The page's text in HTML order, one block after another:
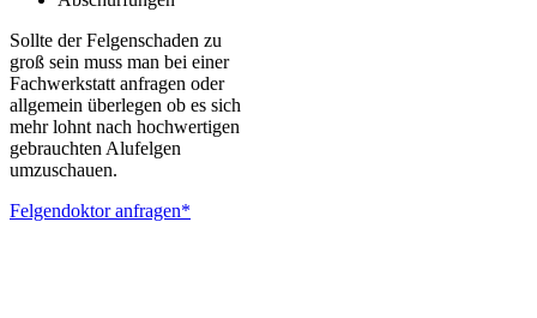
Sollte der Felgenschaden zu
groß sein muss man bei einer
Fachwerkstatt anfragen oder
allgemein überlegen ob es sich
mehr lohnt nach hochwertigen
gebrauchten Alufelgen
umzuschauen.
Felgendoktor anfragen*